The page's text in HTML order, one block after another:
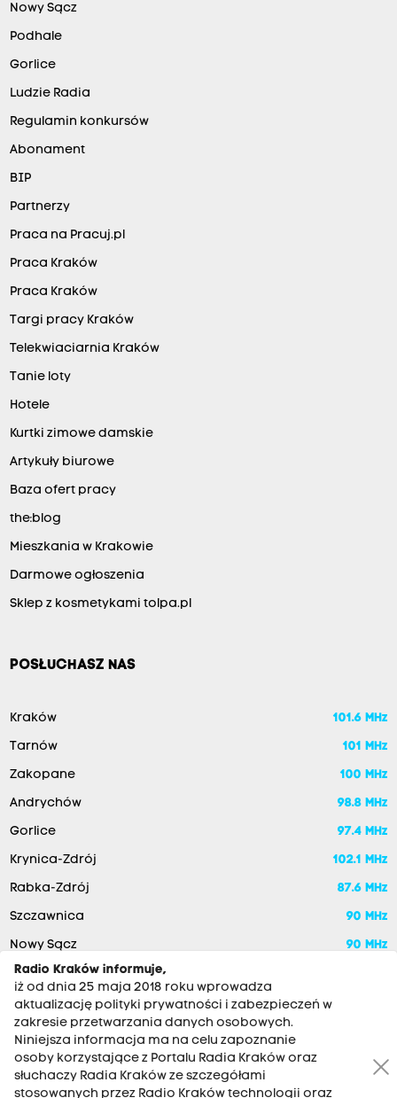
Nowy Sącz
Podhale
Gorlice
Ludzie Radia
Regulamin konkursów
Abonament
BIP
Partnerzy
Praca na Pracuj.pl
Praca Kraków
Praca Kraków
Targi pracy Kraków
Telekwiaciarnia Kraków
Tanie loty
Hotele
Kurtki zimowe damskie
Artykuły biurowe
Baza ofert pracy
the:blog
Mieszkania w Krakowie
Darmowe ogłoszenia
Sklep z kosmetykami tolpa.pl
POSŁUCHASZ NAS
Kraków 101.6 MHz
Tarnów 101 MHz
Zakopane 100 MHz
Andrychów 98.8 MHz
Gorlice 97.4 MHz
Krynica-Zdrój 102.1 MHz
Rabka-Zdrój 87.6 MHz
Szczawnica 90 MHz
Nowy Sącz
90 MHz
Radio Kraków informuje,
iż od dnia 25 maja 2018 roku wprowadza
aktualizację polityki prywatności i zabezpieczeń w
zakresie przetwarzania danych osobowych.
Niniejsza informacja ma na celu zapoznanie
osoby korzystające z Portalu Radia Kraków oraz
słuchaczy Radia Kraków ze szczegółami
stosowanych przez Radio Kraków technologii oraz